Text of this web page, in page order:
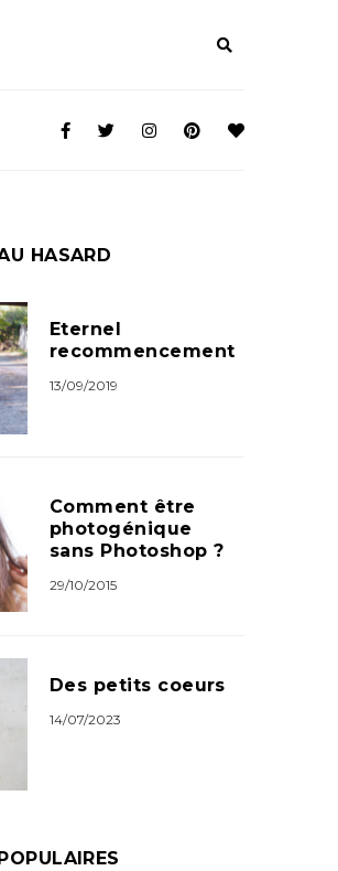
HASARD
Eternel
recommencement
13/09/2019
Comment être
photogénique
sans Photoshop ?
29/10/2015
Des petits coeurs
14/07/2023